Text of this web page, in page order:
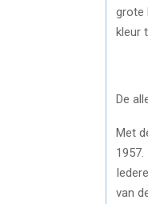
grote
kleur
De
Met
van